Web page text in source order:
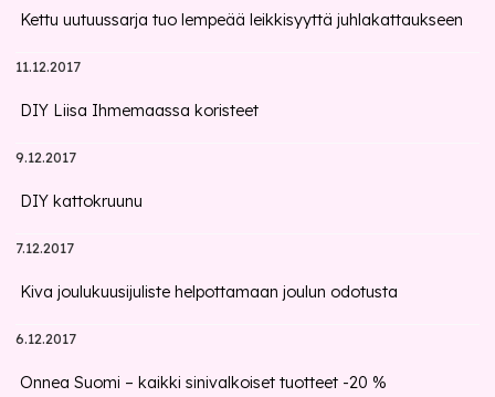
Kettu uutuussarja tuo lempeää leikkisyyttä juhlakattaukseen
11.12.2017
DIY Liisa Ihmemaassa koristeet
9.12.2017
DIY kattokruunu
7.12.2017
Kiva joulukuusijuliste helpottamaan joulun odotusta
6.12.2017
Onnea Suomi – kaikki sinivalkoiset tuotteet -20 %